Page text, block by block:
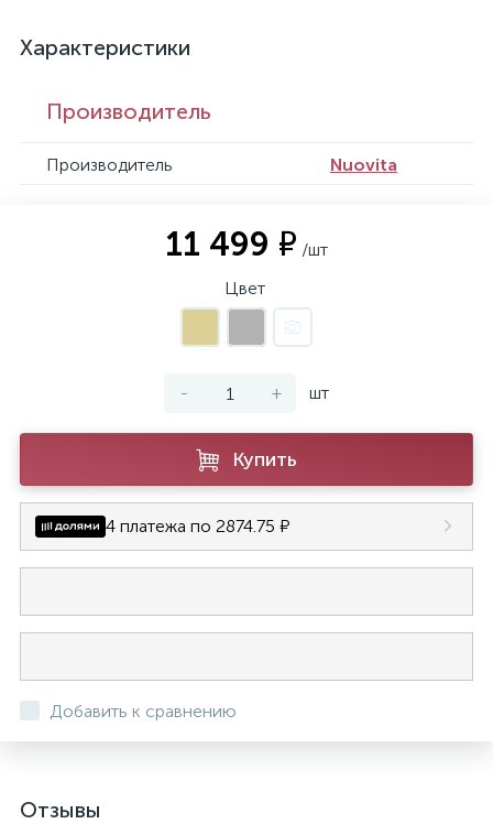
Характеристики
Производитель
Производитель Nuovita
11 499 ₽ /шт
Цвет
- + шт
Купить
4 платежа по 2874.75 ₽
Добавить к сравнению
Отзывы